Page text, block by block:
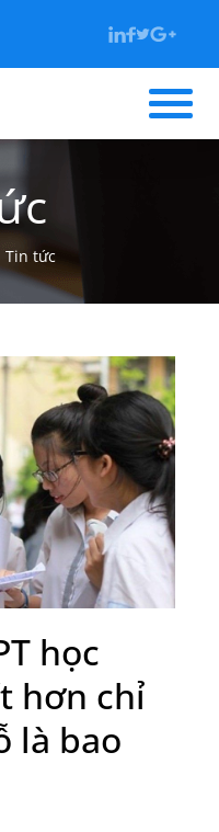
Tin tức
học
hơn chỉ
là bao